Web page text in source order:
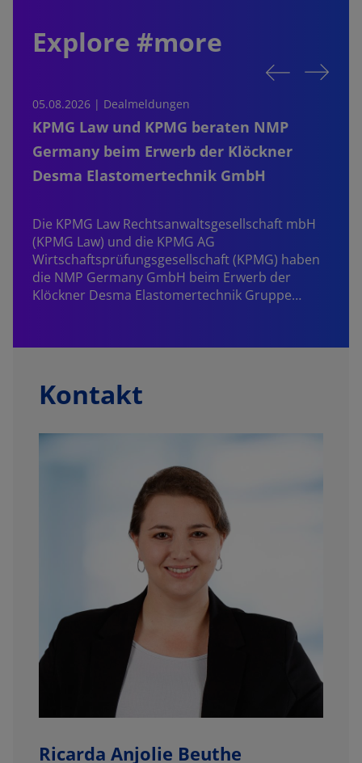
Explore #more
05.08.2026 | Dealmeldungen
KPMG Law und KPMG beraten NMP
Germany beim Erwerb der Klöckner
Desma Elastomertechnik GmbH
Die KPMG Law Rechtsanwaltsgesellschaft mbH
(KPMG Law) und die KPMG AG
Wirtschaftsprüfungsgesellschaft (KPMG) haben
die NMP Germany GmbH beim Erwerb der
Klöckner Desma Elastomertechnik Gruppe…
Kontakt
Ricarda Anjolie Beuthe